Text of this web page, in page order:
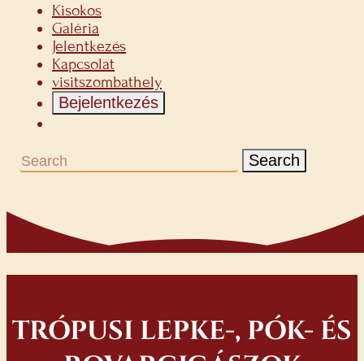
Kisokos
Galéria
Jelentkezés
Kapcsolat
visitszombathely
Bejelentkezés
Search
TRÓPUSI LEPKE-, PÓK- ÉS